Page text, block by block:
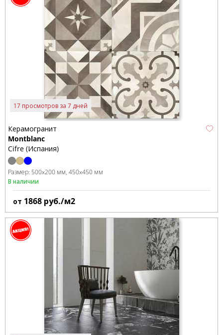
17 просмотров за 7 дней
Керамогранит
Montblanc
Cifre (Испания)
Размер: 500x200 мм 450x450 мм
В наличии
от 1868 руб./м2